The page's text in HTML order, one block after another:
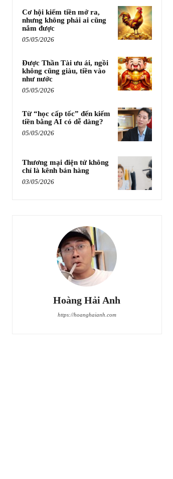
Cơ hội kiếm tiền mở ra,
nhưng không phải ai cũng
nắm được
05/05/2026
Được Thần Tài ưu ái, ngồi
không cũng giàu, tiền vào
như nước
05/05/2026
Từ “học cấp tốc” đến kiếm
tiền bằng AI có dễ dàng?
05/05/2026
Thương mại điện tử không
chỉ là kênh bán hàng
03/05/2026
Hoàng Hải Anh
https://hoanghaianh.com